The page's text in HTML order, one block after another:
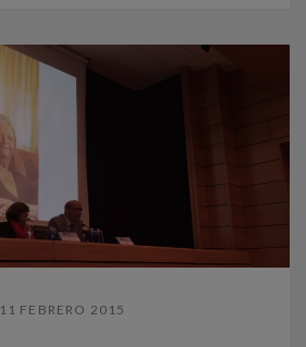
11 FEBRERO 2015